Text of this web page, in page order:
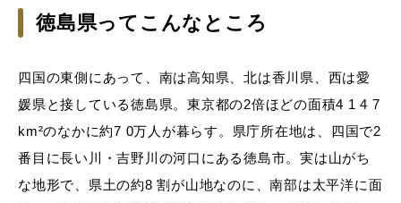
徳島県ってこんなところ
四国の東側にあって、南は高知県、北は香川県、西は愛
媛県と接している徳島県。東京都の2倍ほどの面積4 1 4 7
km²のなかに約7 0万人が暮らす。県庁所在地は、四国で2
番目に長い川・吉野川の河口にある徳島市。実は山がち
な地形で、県土の約8 割が山地なのに、南部は太平洋に面